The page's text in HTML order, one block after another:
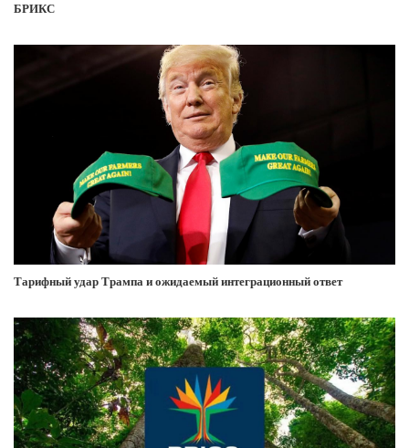
БРИКС
Тарифный удар Трампа и ожидаемый интеграционный ответ